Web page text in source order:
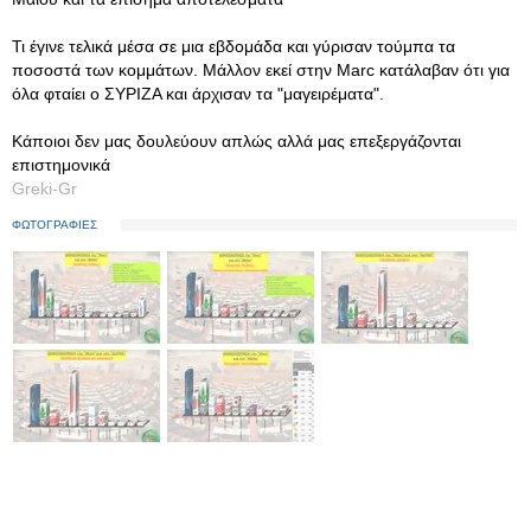
Τι έγινε τελικά μέσα σε μια εβδομάδα και γύρισαν τούμπα τα
ποσοστά των κομμάτων. Μάλλον εκεί στην Marc κατάλαβαν ότι για
όλα φταίει ο ΣΥΡΙΖΑ και άρχισαν τα "μαγειρέματα".
Κάποιοι δεν μας δουλεύουν απλώς αλλά μας επεξεργάζονται
επιστημονικά
Greki-Gr
ΦΩΤΟΓΡΑΦΙΕΣ